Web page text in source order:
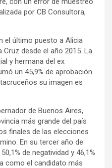
por CB Consultora,
el último puesto a Alicia
Cruz desde el año 2015. La
y hermana del ex
un 45,9% de aprobación
su imagen es
de Buenos Aires,
más grande del país
finales de las elecciones
En su tercer año de
de negatividad y 46,1%
como el candidato más